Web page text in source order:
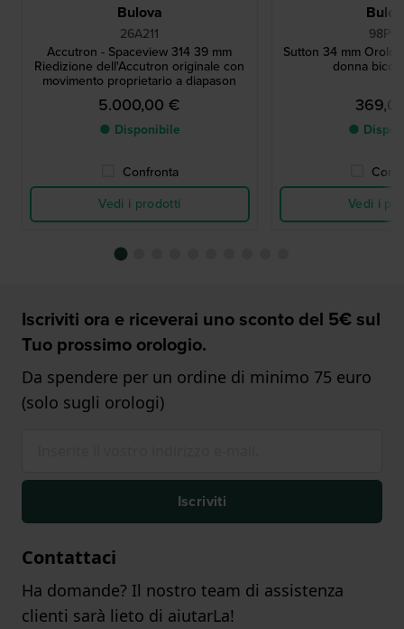
Bulova
26A211
Accutron - Spaceview 314 39 mm
Riedizione dell'Accutron originale con
movimento proprietario a diapason
5.000,00 €
● Disponibile
Confronta
Vedi i prodotti
Sutton 34 mm
donna
●
Vedi i
Iscriviti ora e riceverai uno sconto del 5€ sul
Tuo prossimo orologio.
Da spendere per un ordine di minimo 75 euro
(solo sugli orologi)
Iscriviti
Contattaci
Ha domande? Il nostro team di assistenza
clienti sarà lieto di aiutarLa!